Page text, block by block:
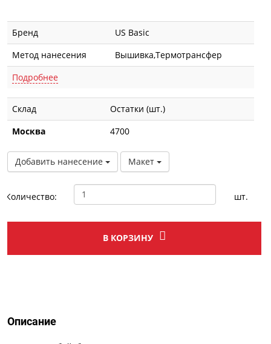
Бренд
US Basic
Метод нанесения
Вышивка,Термотрансфер
Подробнее
Склад
Остатки (шт.)
Москва
4700
Добавить нанесение Макет
Количество: шт.
В КОРЗИНУ
Описание